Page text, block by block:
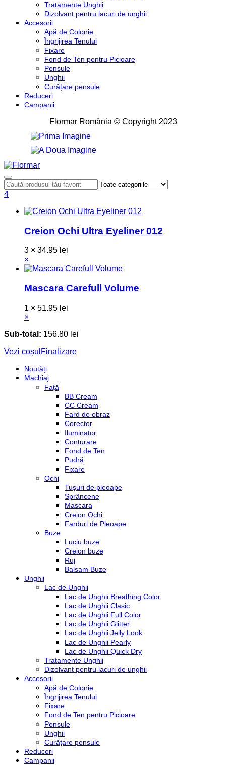
Tratamente Unghii
Dizolvant pentru lacuri de unghii
Accesorii
Apă de Colonie
Îngrijirea Tenului
Fixare
Fond de Ten pentru Picioare
Pensule
Unghii
Curățare pensule
Reduceri
Campanii
Flormar România © Copyright 2023
4
Creion Ochi Ultra Eyeliner 012
3 × 34.95 lei
×
Mascara Carefull Volume
1 × 51.95 lei
×
Sub-total: 156.80 lei
Vezi coșul Finalizare
Noutăți
Machiaj
Față
BB Cream
CC Cream
Fard de obraz
Corector
Iluminator
Conturare
Fond de Ten
Pudră
Fixare
Ochi
Tușuri de pleoape
Sprâncene
Mascara
Creion Ochi
Farduri de Pleoape
Buze
Luciu buze
Creion buze
Ruj
Balsam Buze
Unghii
Lac de Unghii
Lac de Unghii Breathing Color
Lac de Unghii Clasic
Lac de Unghii Full Color
Lac de Unghii Glitter
Lac de Unghii Jelly Look
Lac de Unghii Pearly
Lac de Unghii Quick Dry
Tratamente Unghii
Dizolvant pentru lacuri de unghii
Accesorii
Apă de Colonie
Îngrijirea Tenului
Fixare
Fond de Ten pentru Picioare
Pensule
Unghii
Curățare pensule
Reduceri
Campanii